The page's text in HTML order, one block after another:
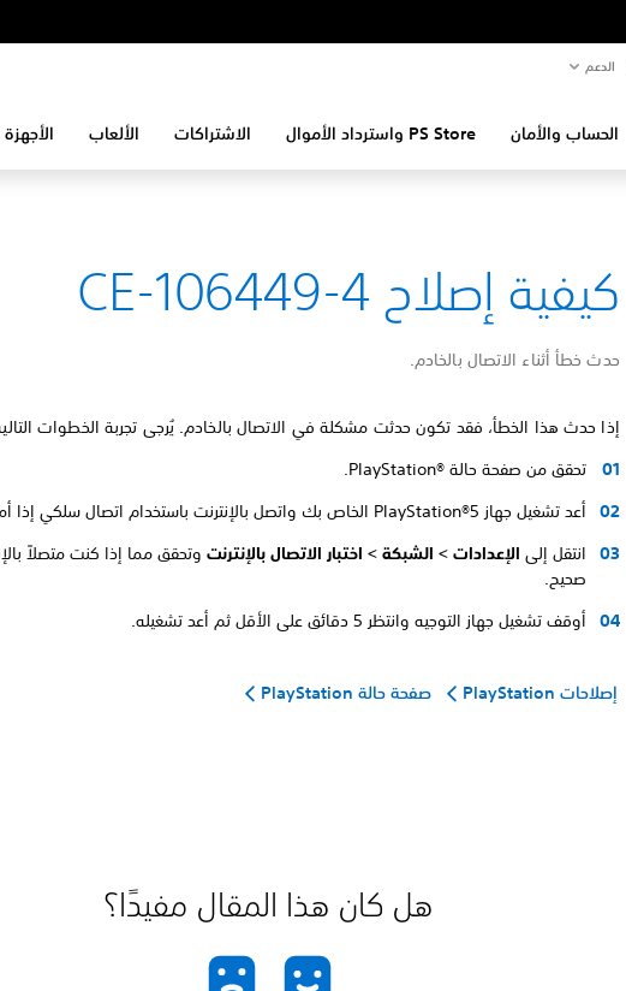
الدعم
الحساب والأمان PS Store واسترداد الأموال الاشتراكات الألعاب
كيفية إصلاح CE-106449-4
حدث خطأ أثناء الاتصال بالخادم.
إذا حدث هذا الخطأ، فقد تكون حدثت مشكلة في الاتصال بالخادم. يُرجى تجربة الخطوات
تحقق من صفحة حالة PlayStation®‎.
أعد تشغيل جهاز PlayStation®5 الخاص بك واتصل بالإنترنت باستخدام اتصال سلكي إذا أمكن.
انتقل إلى الإعدادات > الشبكة > اختبار الاتصال بالإنترنت وتحقق مما إذا كنت متصلاً
صحيح.
أوقف تشغيل جهاز التوجيه وانتظر 5 دقائق على الأقل ثم أعد تشغيله.
إصلاحات PlayStation صفحة حالة PlayStation
هل كان هذا المقال مفيدًا؟